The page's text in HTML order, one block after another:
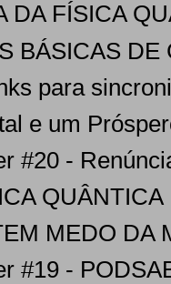
DA FÍSICA
BÁSICAS
para
e um
#20 -
QUÂNTICA
MEDO DA
#19 -